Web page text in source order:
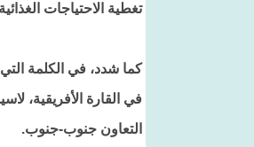
تغطية الاحتياجات
كما شدد، في الكلمة التي
في القارة الأفريقية،
التعاون جنوب-جنوب.